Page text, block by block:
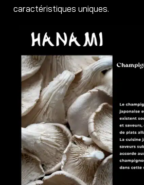
caractéristiques uniques.